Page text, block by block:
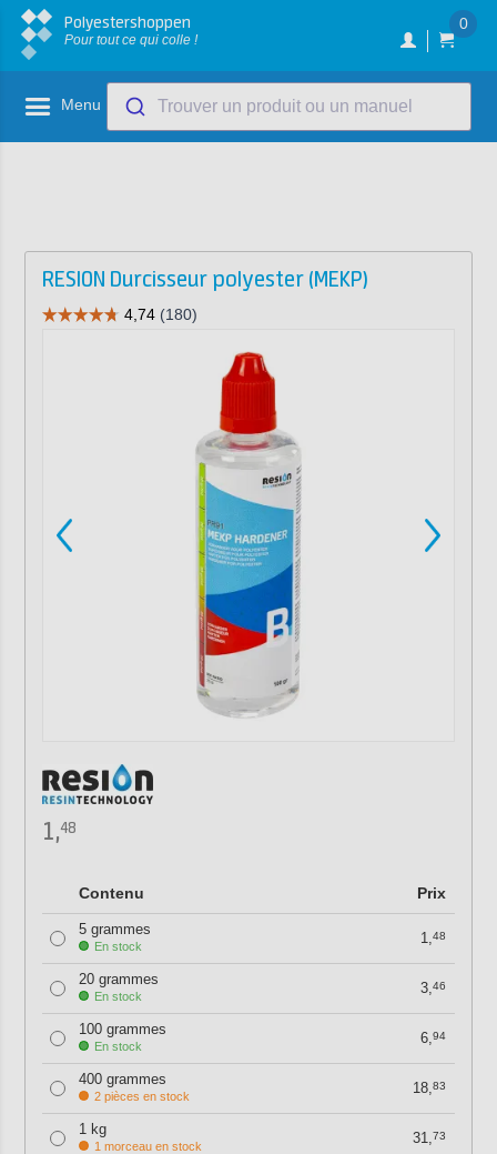
Polyestershoppen
Pour tout ce qui colle !
0
Menu Trouver un produit ou un manuel
RESION Durcisseur polyester (MEKP)
1,48
Contenu Prix
5 grammes
En stock 1,48
20 grammes
En stock 3,46
100 grammes
En stock 6,94
400 grammes
2 pièces en stock 18,83
1 kg
1 morceau en stock 31,73